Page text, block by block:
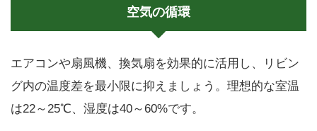
空気の循環
エアコンや扇風機、換気扇を効果的に活用し、リビン
グ内の温度差を最小限に抑えましょう。理想的な室温
は22～25℃、湿度は40～60%です。